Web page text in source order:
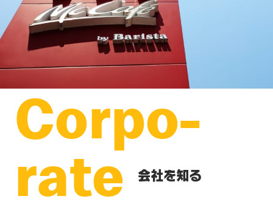
Corpo-
rate 会社を知る